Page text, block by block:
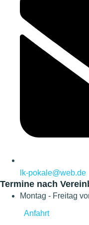
lk-pokale@web.de
Termine nach
Montag - Freitag
Anfahrt